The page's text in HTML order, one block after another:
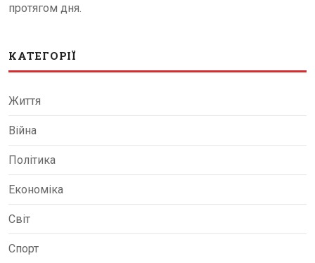
протягом дня.
КАТЕГОРІЇ
Життя
Війна
Політика
Економіка
Світ
Спорт